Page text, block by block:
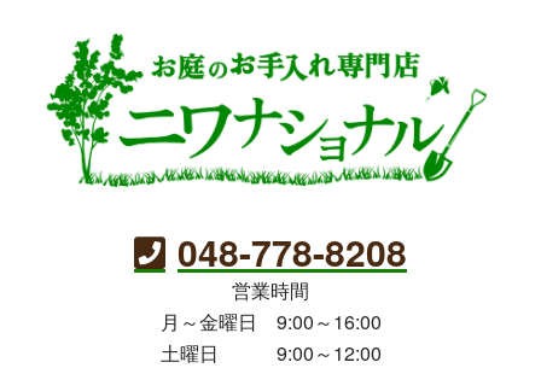
048-778-8208
営業時間
月～金曜日 9:00～16:00
土曜日 9:00～12:00